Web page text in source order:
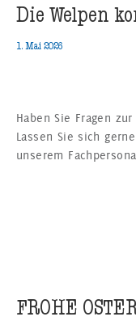
Die Welpen
1. Mai 2026
Haben Sie Fragen
Lassen Sie sich
unserem
FROHE